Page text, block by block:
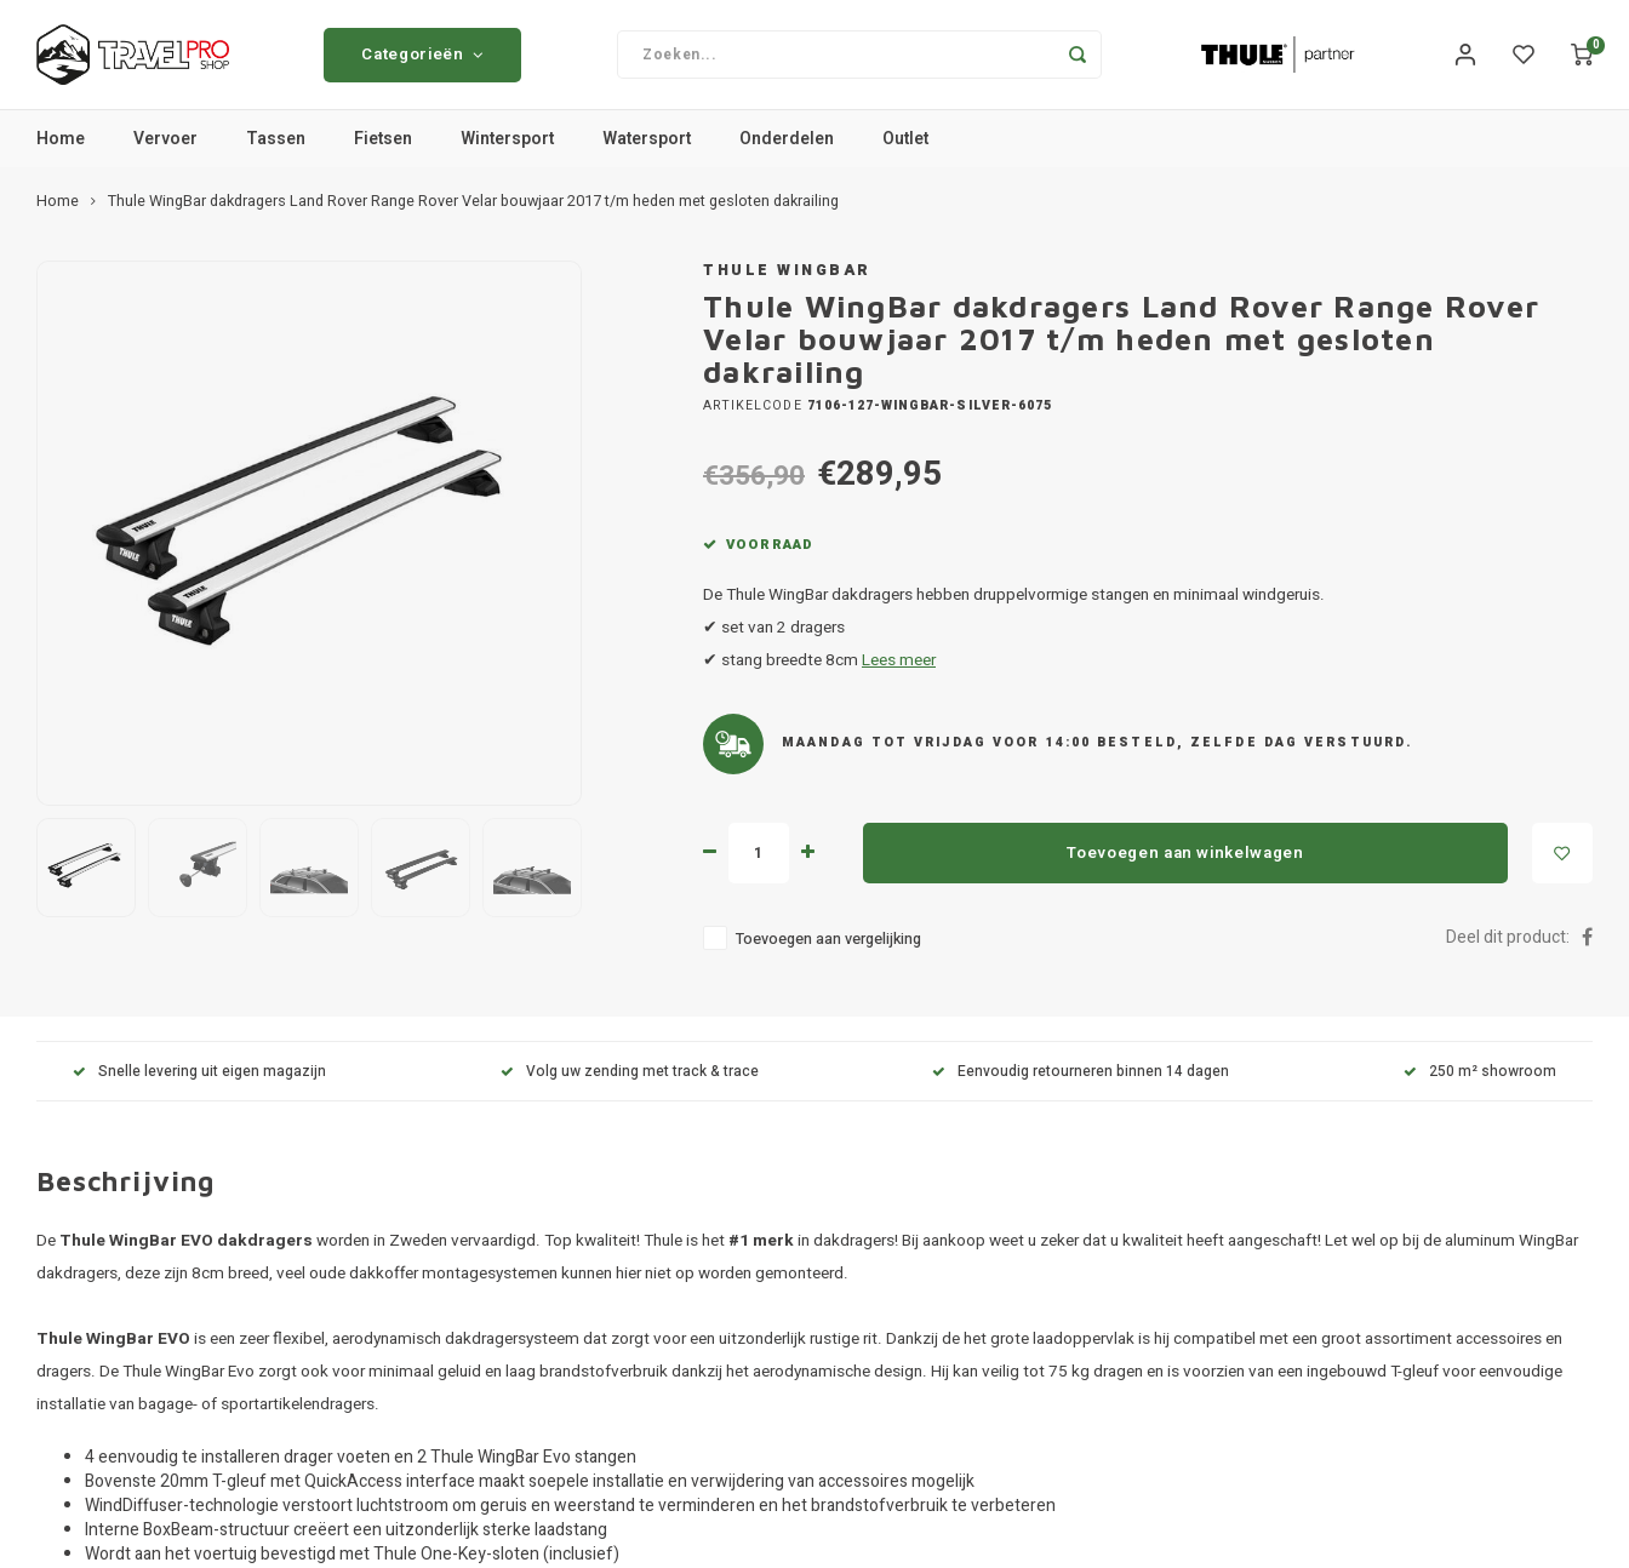
Categorieën 0
Home Vervoer Tassen Fietsen Wintersport Watersport Onderdelen Outlet
Home Thule WingBar dakdragers Land Rover Range Rover Velar bouwjaar 2017 t/m heden met gesloten dakrailing
THULE WINGBAR
Thule WingBar dakdragers Land Rover Range Rover
Velar bouwjaar 2017 t/m heden met gesloten
dakrailing
ARTIKELCODE 7106-127-WINGBAR-SILVER-6075
€356,90 €289,95
VOORRAAD
De Thule WingBar dakdragers hebben druppelvormige stangen en minimaal windgeruis.
✔ set van 2 dragers
✔ stang breedte 8cm Lees meer
MAANDAG TOT VRIJDAG VOOR 14:00 BESTELD, ZELFDE DAG VERSTUURD.
Toevoegen aan winkelwagen
Toevoegen aan vergelijking Deel dit product:
Snelle levering uit eigen magazijn Volg uw zending met track & trace Eenvoudig retourneren binnen 14 dagen 250 m² showroom
Beschrijving
De Thule WingBar EVO dakdragers worden in Zweden vervaardigd. Top kwaliteit! Thule is het #1 merkin dakdragers! Bij aankoop weet u zeker dat u kwaliteit heeft aangeschaft! Let wel op bij de aluminum WingBar
dakdragers, deze zijn 8cm breed, veel oude dakkoffer montagesystemen kunnen hier niet op worden gemonteerd.
Thule WingBar EVO is een zeer flexibel, aerodynamisch dakdragersysteem dat zorgt voor een uitzonderlijk rustige rit. Dankzij de het grote laadoppervlak is hij compatibel met een groot assortiment accessoires en
dragers. De Thule WingBar Evo zorgt ook voor minimaal geluid en laag brandstofverbruik dankzij het aerodynamische design. Hij kan veilig tot 75 kg dragen en is voorzien van een ingebouwd T-gleuf voor eenvoudige
installatie van bagage- of sportartikelendragers.
4 eenvoudig te installeren drager voeten en 2 Thule WingBar Evo stangen
Bovenste 20mm T-gleuf met QuickAccess interface maakt soepele installatie en verwijdering van accessoires mogelijk
WindDiffuser-technologie verstoort luchtstroom om geruis en weerstand te verminderen en het brandstofverbruik te verbeteren
Interne BoxBeam-structuur creëert een uitzonderlijk sterke laadstang
Wordt aan het voertuig bevestigd met Thule One-Key-sloten (inclusief)